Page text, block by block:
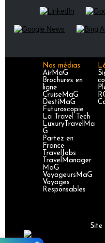
Nos médias
AirMaG
Brochures en
ligne
CruiseMaG
DestiMaG
Futuroscopie
La Travel Tech
LuxuryTravelMa
G
Partez en
France
TravelJobs
TravelManager
MaG
VoyageursMaG
Voyages
Responsables
Site